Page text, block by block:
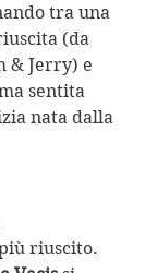
tra una
(da
& Jerry) e
sentita
nata dalla
riuscito.